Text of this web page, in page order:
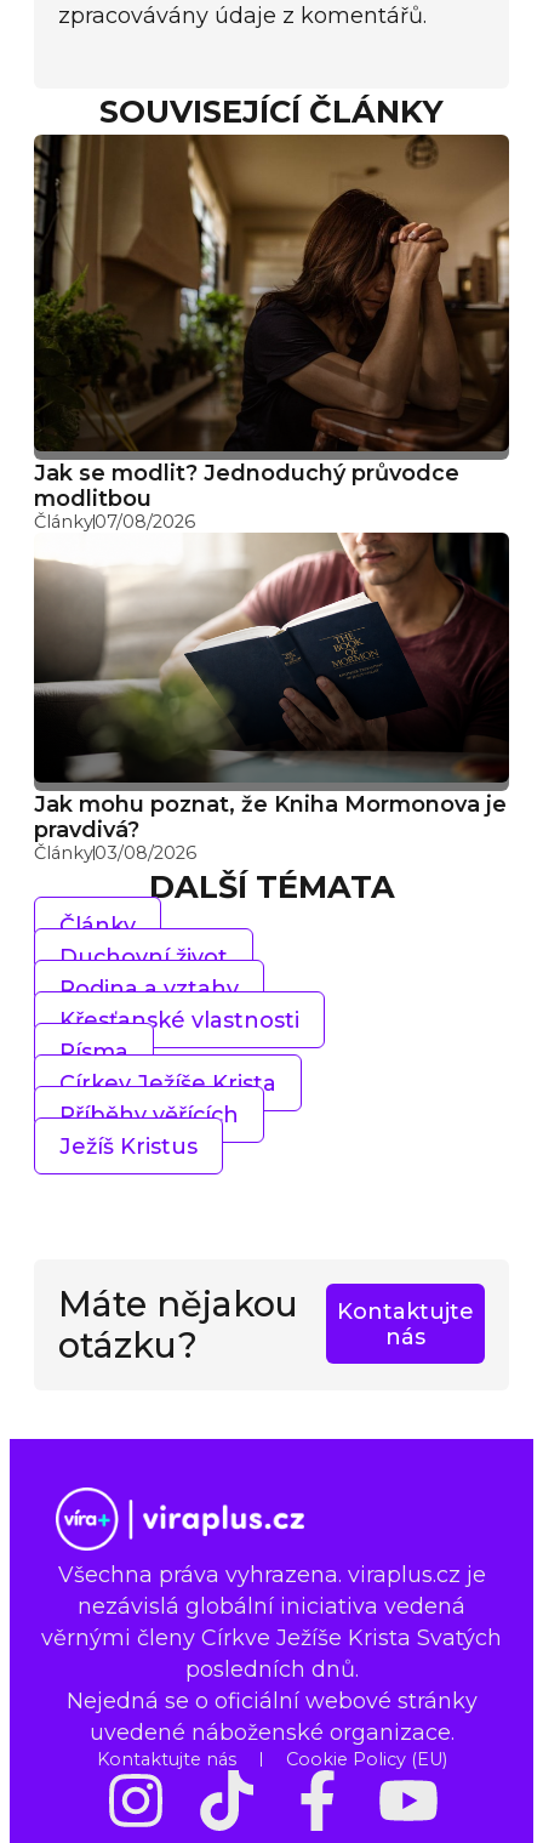
zpracovávány údaje z komentářů.
SOUVISEJÍCÍ ČLÁNKY
Jak se modlit? Jednoduchý průvodce
modlitbou
Články07/08/2026
Jak mohu poznat, že Kniha Mormonova je
pravdivá?
Články03/08/2026
DALŠÍ TÉMATA
Články
Duchovní život
Rodina a vztahy
Křesťanské vlastnosti
Písma
Církev Ježíše Krista
Příběhy věřících
Ježíš Kristus
Máte nějakou
otázku?
Kontaktujte
nás
Všechna práva vyhrazena. viraplus.cz je
nezávislá globální iniciativa vedená
věrnými členy Církve Ježíše Krista Svatých
posledních dnů.
Nejedná se o oficiální webové stránky
uvedené náboženské organizace.
Kontaktujte nás Cookie Policy (EU)